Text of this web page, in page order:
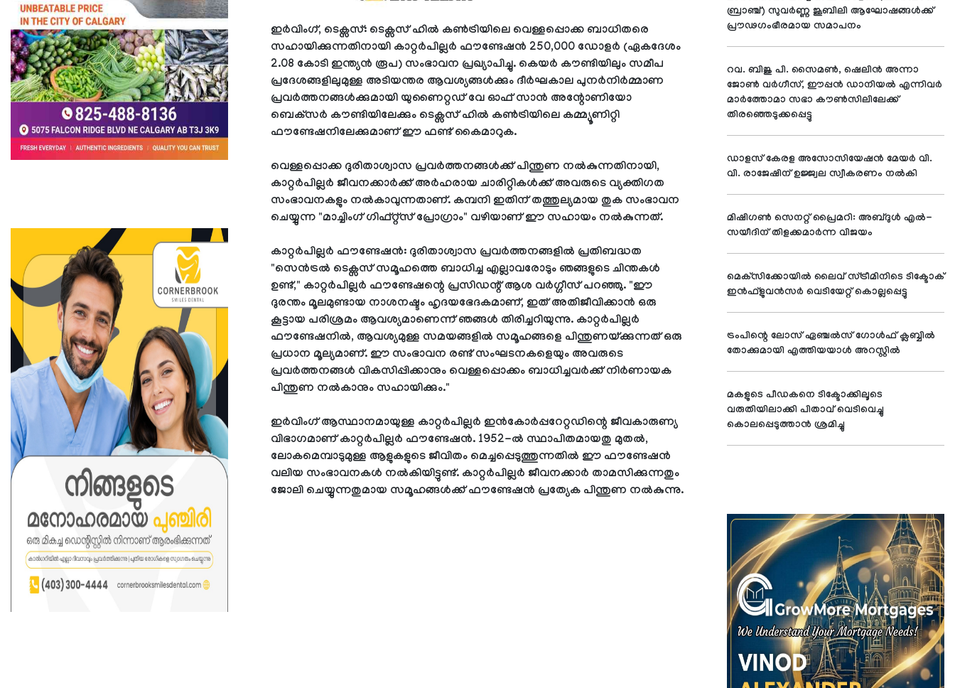
ഇർവിംഗ്, ടെക്സസ്: ടെക്സസ് ഹിൽ കൺട്രിയിലെ വെള്ളപ്പൊക്ക ബാധിതരെ
സഹായിക്കുന്നതിനായി കാറ്റർപില്ലർ ഫൗണ്ടേഷൻ 250,000 ഡോളർ (ഏകദേശം
2.08 കോടി ഇന്ത്യൻ രൂപ) സംഭാവന പ്രഖ്യാപിച്ചു. കെയർ കൗണ്ടിയിലും സമീപ
പ്രദേശങ്ങളിലുമുള്ള അടിയന്തര ആവശ്യങ്ങൾക്കും ദീർഘകാല പുനർനിർമ്മാണ
പ്രവർത്തനങ്ങൾക്കുമായി യുണൈറ്റഡ് വേ ഓഫ് സാൻ അന്റോണിയോ
ബെക്‌സർ കൗണ്ടിയിലേക്കും ടെക്സസ് ഹിൽ കൺട്രിയിലെ കമ്മ്യൂണിറ്റി
ഫൗണ്ടേഷനിലേക്കുമാണ് ഈ ഫണ്ട് കൈമാറുക.
വെള്ളപ്പൊക്ക ദുരിതാശ്വാസ പ്രവർത്തനങ്ങൾക്ക് പിന്തുണ നൽകുന്നതിനായി,
കാറ്റർപില്ലർ ജീവനക്കാർക്ക് അർഹരായ ചാരിറ്റികൾക്ക് അവരുടെ വ്യക്തിഗത
സംഭാവനകളും നൽകാവുന്നതാണ്. കമ്പനി ഇതിന് തത്തുല്യമായ തുക സംഭാവന
ചെയ്യുന്ന "മാച്ചിംഗ് ഗിഫ്റ്റ്സ് പ്രോഗ്രാം" വഴിയാണ് ഈ സഹായം നൽകുന്നത്.
കാറ്റർപില്ലർ ഫൗണ്ടേഷൻ: ദുരിതാശ്വാസ പ്രവർത്തനങ്ങളിൽ പ്രതിബദ്ധത
"സെൻട്രൽ ടെക്സസ് സമൂഹത്തെ ബാധിച്ച എല്ലാവരോടും ഞങ്ങളുടെ ചിന്തകൾ
ഉണ്ട്," കാറ്റർപില്ലർ ഫൗണ്ടേഷന്റെ പ്രസിഡന്റ് ആശ വർഗ്ഗീസ് പറഞ്ഞു. "ഈ
ദുരന്തം മൂലമുണ്ടായ നാശനഷ്ടം ഹൃദയഭേദകമാണ്, ഇത് അതിജീവിക്കാൻ ഒരു
കൂട്ടായ പരിശ്രമം ആവശ്യമാണെന്ന് ഞങ്ങൾ തിരിച്ചറിയുന്നു. കാറ്റർപില്ലർ
ഫൗണ്ടേഷനിൽ, ആവശ്യമുള്ള സമയങ്ങളിൽ സമൂഹങ്ങളെ പിന്തുണയ്ക്കുന്നത് ഒരു
പ്രധാന മൂല്യമാണ്. ഈ സംഭാവന രണ്ട് സംഘടനകളെയും അവരുടെ
പ്രവർത്തനങ്ങൾ വികസിപ്പിക്കാനും വെള്ളപ്പൊക്കം ബാധിച്ചവർക്ക് നിർണായക
പിന്തുണ നൽകാനും സഹായിക്കും."
ഇർവിംഗ് ആസ്ഥാനമായുള്ള കാറ്റർപില്ലർ ഇൻ‌കോർപ്പറേറ്റഡിന്റെ ജീവകാരുണ്യ
വിഭാഗമാണ് കാറ്റർപില്ലർ ഫൗണ്ടേഷൻ. 1952-ൽ സ്ഥാപിതമായതു മുതൽ,
ലോകമെമ്പാടുമുള്ള ആളുകളുടെ ജീവിതം മെച്ചപ്പെടുത്തുന്നതിൽ ഈ ഫൗണ്ടേഷൻ
വലിയ സംഭാവനകൾ നൽകിയിട്ടുണ്ട്. കാറ്റർപില്ലർ ജീവനക്കാർ താമസിക്കുന്നതും
ജോലി ചെയ്യുന്നതുമായ സമൂഹങ്ങൾക്ക് ഫൗണ്ടേഷൻ പ്രത്യേക പിന്തുണ നൽകുന്നു.
ബ്രാഞ്ച്) സുവര്‍ണ്ണ ജൂബിലി ആഘോഷങ്ങള്‍ക്ക്
പ്രൗഢഗംഭീരമായ സമാപനം
റവ. ബിജു പി. സൈമണ്‍, ഷെലിന്‍ അന്നാ
ജോണ്‍ വര്‍ഗീസ്, ഈപ്പന്‍ ഡാനിയല്‍ എന്നിവര്‍
മാര്‍ത്തോമാ സഭാ കൗണ്‍സിലിലേക്ക്
തിരഞ്ഞെടുക്കപ്പെട്ടു
ഡാളസ് കേരള അസോസിയേഷന്‍ മേയര്‍ വി.
വി. രാജേഷിന് ഉജ്ജ്വല സ്വീകരണം നല്‍കി
മിഷിഗണ്‍ സെനറ്റ് പ്രൈമറി: അബ്ദുള്‍ എല്‍-
സയീദിന് തിളക്കമാര്‍ന്ന വിജയം
മെക്‌സിക്കോയില്‍ ലൈവ് സ്ട്രീമിനിടെ ടിക്ടോക്
ഇന്‍ഫ്‌ളുവന്‍സര്‍ വെടിയേറ്റ് കൊല്ലപ്പെട്ടു
ട്രംപിന്റെ ലോസ് ഏഞ്ചല്‍സ് ഗോള്‍ഫ് ക്ലബ്ബില്‍
തോക്കുമായി എത്തിയയാള്‍ അറസ്റ്റില്‍
മകളുടെ പീഡകനെ ടിക്ടോക്കിലൂടെ
വരുതിയിലാക്കി പിതാവ് വെടിവെച്ചു
കൊലപ്പെടുത്താന്‍ ശ്രമിച്ചു